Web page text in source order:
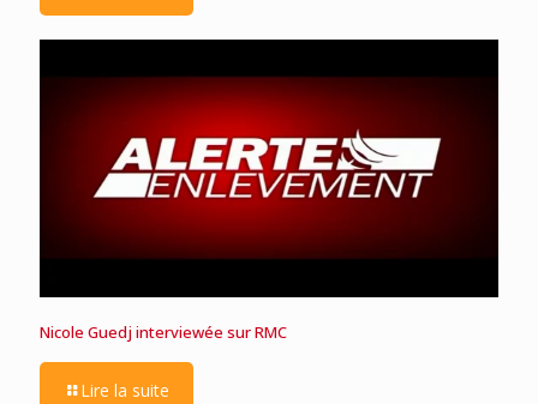
Nicole Guedj interviewée sur RMC
Lire la suite